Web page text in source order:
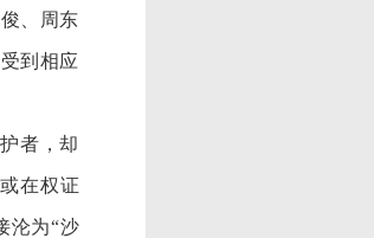
、周东
到相应
者，却
在权证
沦为“沙